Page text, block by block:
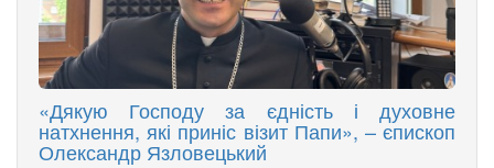
«Дякую Господу за єдність і духовне
натхнення, які приніс візит Папи», – єпископ
Олександр Язловецький